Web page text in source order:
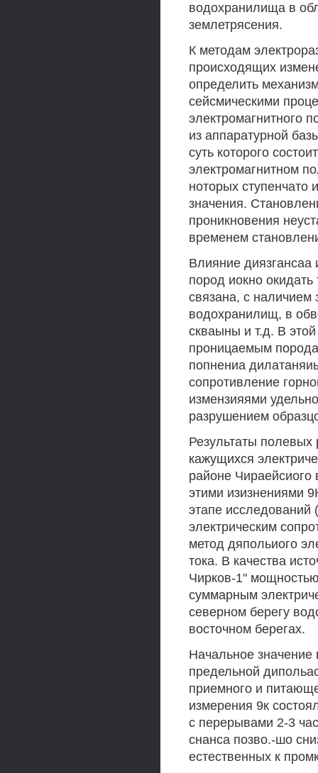
водохранилища в
землетрясения.
К методам
происходящих
определить
сейсмическими
электромагнитного
из аппаратурной
суть которого
электромагнитном
ноторых ступенчато
значения.
проникновения
временем
Влияние диязгансаа
пород иокно
связана, с
водохранилищ, в
скваыны и т.д. В
проницаемым
попнениа
сопротивление
измензияями
разрушением
Результаты
кажущихся
районе Чираейсиого
этими изизнениями
этапе исследований
электрическим
метод дяпольиого
тока. В качества
Чирков-1"
суммарным
северном берегу
восточном берегах.
Начальное
предельной
приемного и
измерения 9к
с перерывами 2-3
снанса позво.-шо
естественных к